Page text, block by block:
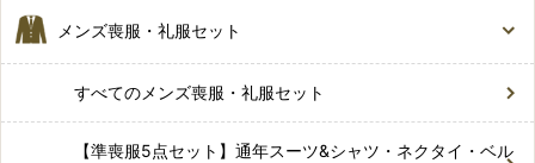
メンズ喪服・礼服セット
すべてのメンズ喪服・礼服セット
【準喪服5点セット】通年スーツ&シャツ・ネクタイ・ベル